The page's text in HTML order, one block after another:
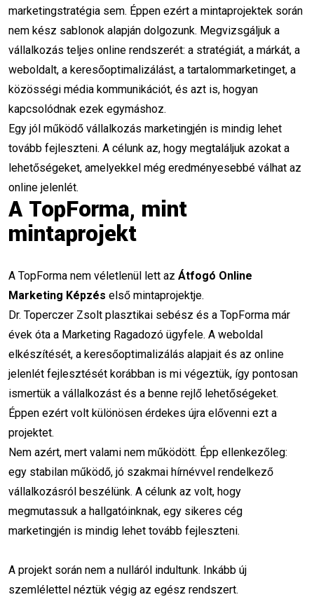
Karrierépítés Szabadság és távmunka
karrier oktato munka PPC tanar
marketing oktató álláslehetőség
videóvágó munka PPC szakértő
mentorprogram videovagas
marketingoktatas
hatékony tanulás
készségfejlesztés vállalkozói szemlélet
versenyelőny Ingyenes SEO elemzés
Brand awareness Hirdetési stratégia
performance-marketing
marketingstratégia sem. Éppen ezért a mintaprojektek során
nem kész sablonok alapján dolgozunk. Megvizsgáljuk a
vállalkozás teljes online rendszerét: a stratégiát, a márkát, a
weboldalt, a keresőoptimalizálást, a tartalommarketinget, a
közösségi média kommunikációt, és azt is, hogyan
kapcsolódnak ezek egymáshoz.
Egy jól működő vállalkozás marketingjén is mindig lehet
tovább fejleszteni. A célunk az, hogy megtaláljuk azokat a
lehetőségeket, amelyekkel még eredményesebbé válhat az
online jelenlét.
A TopForma, mint
mintaprojekt
A TopForma nem véletlenül lett az Átfogó Online
Marketing Képzés első mintaprojektje.
Dr. Toperczer Zsolt plasztikai sebész és a TopForma már
évek óta a Marketing Ragadozó ügyfele. A weboldal
elkészítését, a keresőoptimalizálás alapjait és az online
jelenlét fejlesztését korábban is mi végeztük, így pontosan
ismertük a vállalkozást és a benne rejlő lehetőségeket.
Éppen ezért volt különösen érdekes újra elővenni ezt a
projektet.
Nem azért, mert valami nem működött. Épp ellenkezőleg:
egy stabilan működő, jó szakmai hírnévvel rendelkező
vállalkozásról beszélünk. A célunk az volt, hogy
megmutassuk a hallgatóinknak, egy sikeres cég
marketingjén is mindig lehet tovább fejleszteni.
A projekt során nem a nulláról indultunk. Inkább új
szemlélettel néztük végig az egész rendszert.